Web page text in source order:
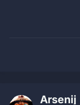
Arsenij